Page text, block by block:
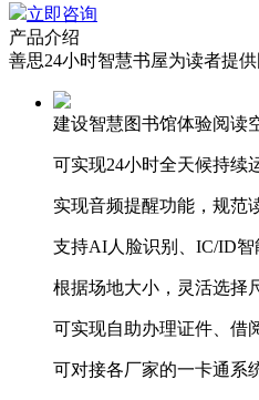
立即咨询
产品介绍
善思24小时智慧书屋为读者提
建设智慧图书馆体验阅读
可实现24小时全天候持续
实现音频提醒功能，规范
支持AI人脸识别、IC/ID
根据场地大小，灵活选择
可实现自助办理证件、借
可对接各厂家的一卡通系